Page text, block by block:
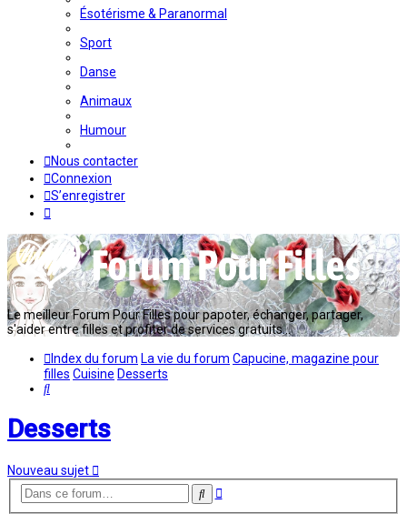
Ésotérisme & Paranormal
Sport
Danse
Animaux
Humour
Nous contacter
Connexion
S’enregistrer
Le meilleur Forum Pour Filles pour papoter, échanger, partager,
s'aider entre filles et profiter de services gratuits...
Index du forum La vie du forum Capucine, magazine pour
filles Cuisine Desserts
Rechercher
Desserts
Nouveau sujet
Rechercher
Recherche